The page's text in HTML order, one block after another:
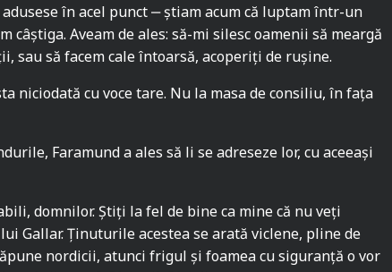
adusese în acel punct ‒ știam acum că luptam într-un
câștiga. Aveam de ales: să-mi silesc oamenii să meargă
sau să facem cale întoarsă, acoperiți de rușine.
niciodată cu voce tare. Nu la masa de consiliu, în fața
Faramund a ales să li se adreseze lor, cu aceeași
domnilor. Știți la fel de bine ca mine că nu veți
Gallar. Ținuturile acestea se arată viclene, pline de
nordicii, atunci frigul și foamea cu siguranță o vor